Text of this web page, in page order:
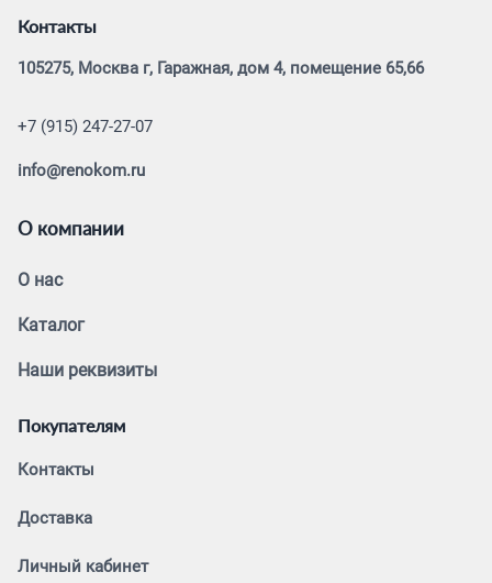
Контакты
105275, Москва г, Гаражная, дом 4, помещение 65,66
+7 (915) 247-27-07
info@renokom.ru
О компании
О нас
Каталог
Наши реквизиты
Покупателям
Контакты
Доставка
Личный кабинет